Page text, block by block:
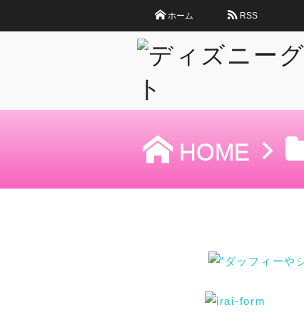
ホーム RSS
HOME